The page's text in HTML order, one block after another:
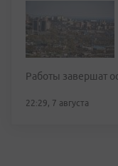
Работы завершат
22:29, 7 августа